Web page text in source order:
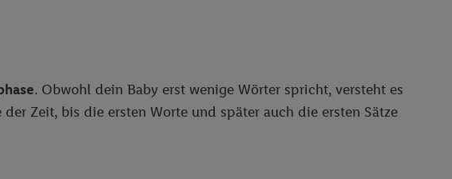
. Obwohl dein Baby erst wenige Wörter spricht, versteht es
Zeit, bis die ersten Worte und später auch die ersten Sätze